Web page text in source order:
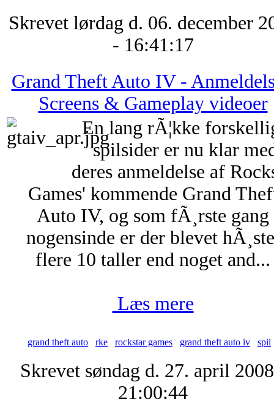
Skrevet lørdag d. 06. december
- 16:41:17
Grand Theft Auto IV -
Screens & Gameplay videoer
En lang rÃ¦kke
spilsider er nu klar
deres anmeldelse af
Games' kommende Grand
Auto IV, og som fÃ¸rste gang
nogensinde er der blevet
flere 10 taller end noget and...
Læs mere
grand theft auto rke rockstar games grand theft auto iv spil
Skrevet søndag d. 27. april
21:00:44